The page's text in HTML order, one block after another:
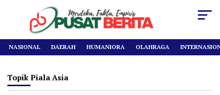
NASIONAL DAERAH HUMANIORA OLAHRAGA
Topik Piala Asia